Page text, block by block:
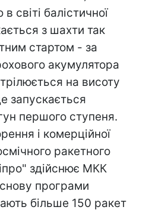
світі балістичної
з шахти так
стартом - за
акумулятора
на висоту
запускається
першого ступеня.
і комерційної
ракетного
здійснює МКК
програми
більше 150 ракет